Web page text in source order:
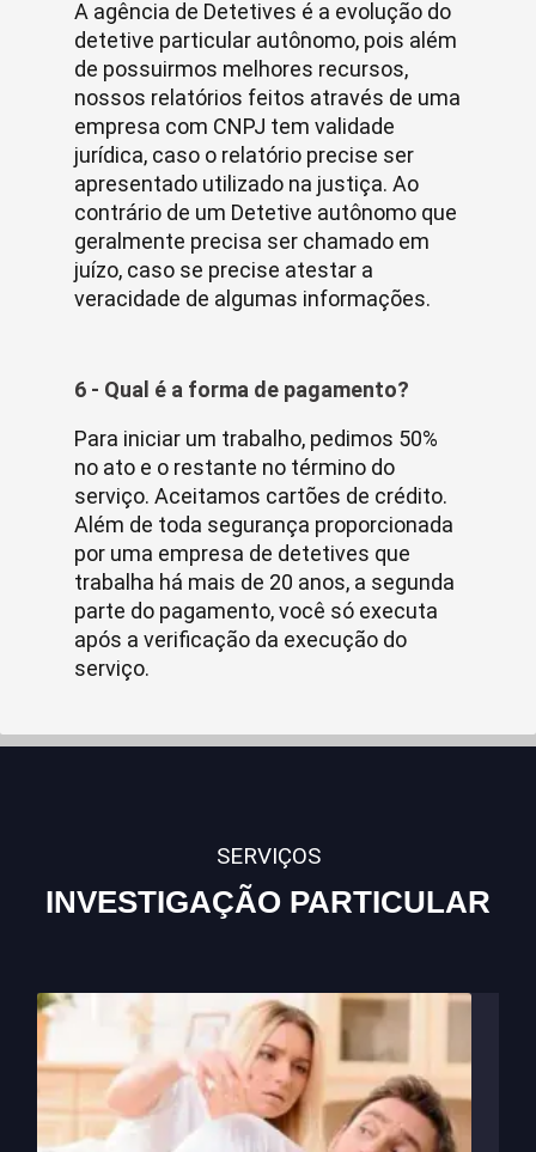
A agência de Detetives é a evolução do
detetive particular autônomo, pois além
de possuirmos melhores recursos,
nossos relatórios feitos através de uma
empresa com CNPJ tem validade
jurídica, caso o relatório precise ser
apresentado utilizado na justiça. Ao
contrário de um Detetive autônomo que
geralmente precisa ser chamado em
juízo, caso se precise atestar a
veracidade de algumas informações.
6 - Qual é a forma de pagamento?
Para iniciar um trabalho, pedimos 50%
no ato e o restante no término do
serviço. Aceitamos cartões de crédito.
Além de toda segurança proporcionada
por uma empresa de detetives que
trabalha há mais de 20 anos, a segunda
parte do pagamento, você só executa
após a verificação da execução do
serviço.
SERVIÇOS
INVESTIGAÇÃO PARTICULAR